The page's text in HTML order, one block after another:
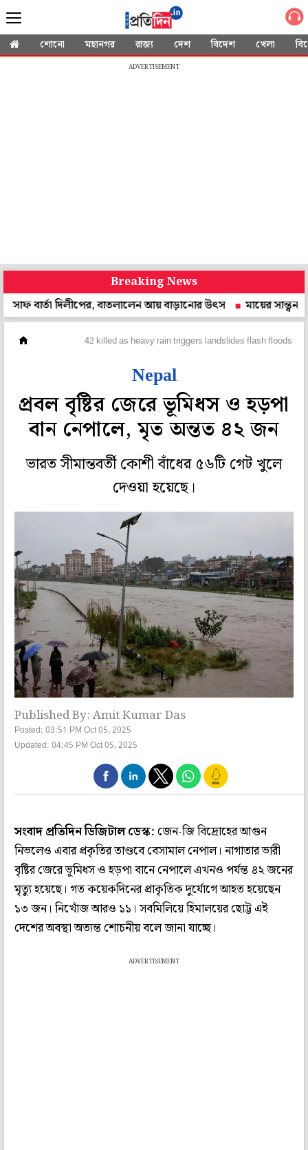
শোনো মহানগর রাজ্য দেশ বিদেশ খেলা
ADVERTISEMENT
Breaking News
দিলীপের, বাতলালেন আয় বাড়ানোর উৎস
মায়ের সান্ত্বনাতেও হল
42 killed as heavy rain triggers landslides flash floods in
Nepal
প্রবল বৃষ্টির জেরে ভূমিধস ও হড়পা
বান নেপালে, মৃত অন্তত ৪২ জন
ভারত সীমান্তবর্তী কোশী বাঁধের ৫৬টি গেট খুলে
দেওয়া হয়েছে।
Published By: Amit Kumar Das
Posted: 03:51 PM Oct 05, 2025
Updated: 04:45 PM Oct 05, 2025
সংবাদ প্রতিদিন ডিজিটাল ডেস্ক:জেন-জি বিদ্রোহের আগুন
নিভলেও এবার প্রকৃতির তাণ্ডবে বেসামাল নেপাল। নাগাতার ভারী
বৃষ্টির জেরে ভূমিধস ও হড়পা বানে নেপালে এখনও পর্যন্ত ৪২ জনের
মৃত্যু হয়েছে। গত কয়েকদিনের প্রাকৃতিক দুর্যোগে আহত হয়েছেন
১৩ জন। নিখোঁজ আরও ১১। সবমিলিয়ে হিমালয়ের ছোট্ট এই
দেশের অবস্থা অত্যন্ত শোচনীয় বলে জানা যাচ্ছে।
ADVERTISEMENT